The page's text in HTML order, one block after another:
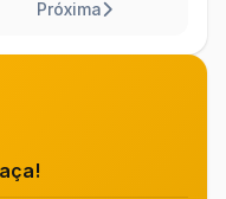
Próxima